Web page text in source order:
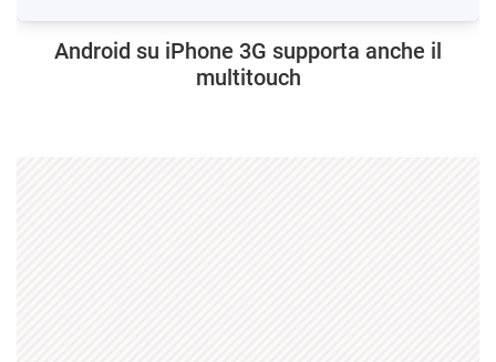
Android su iPhone 3G supporta anche il
multitouch